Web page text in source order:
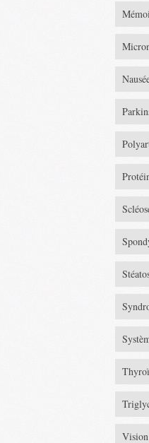
Vision